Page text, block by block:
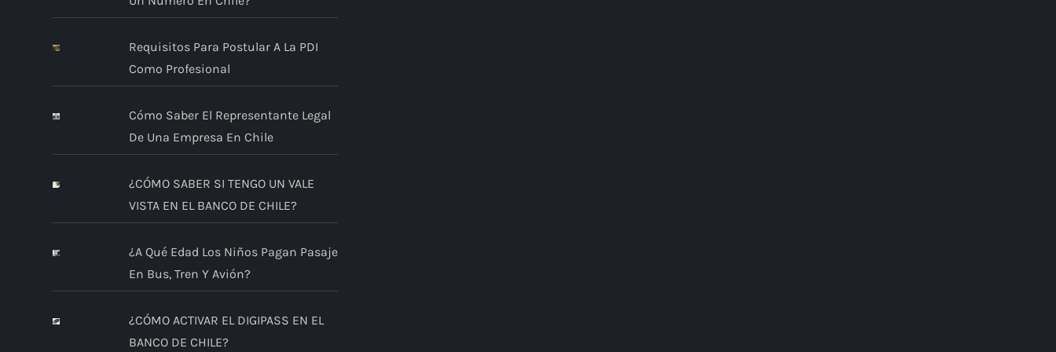
n
d
r
a
d
Requisitos Para Postular A La PDI
Como Profesional
Cómo Saber El Representante Legal
De Una Empresa En Chile
¿CÓMO SABER SI TENGO UN VALE
VISTA EN EL BANCO DE CHILE?
¿A Qué Edad Los Niños Pagan Pasaje
En Bus, Tren Y Avión?
¿CÓMO ACTIVAR EL DIGIPASS EN EL
BANCO DE CHILE?